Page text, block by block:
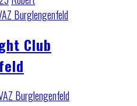
Burglengenfeld
Club